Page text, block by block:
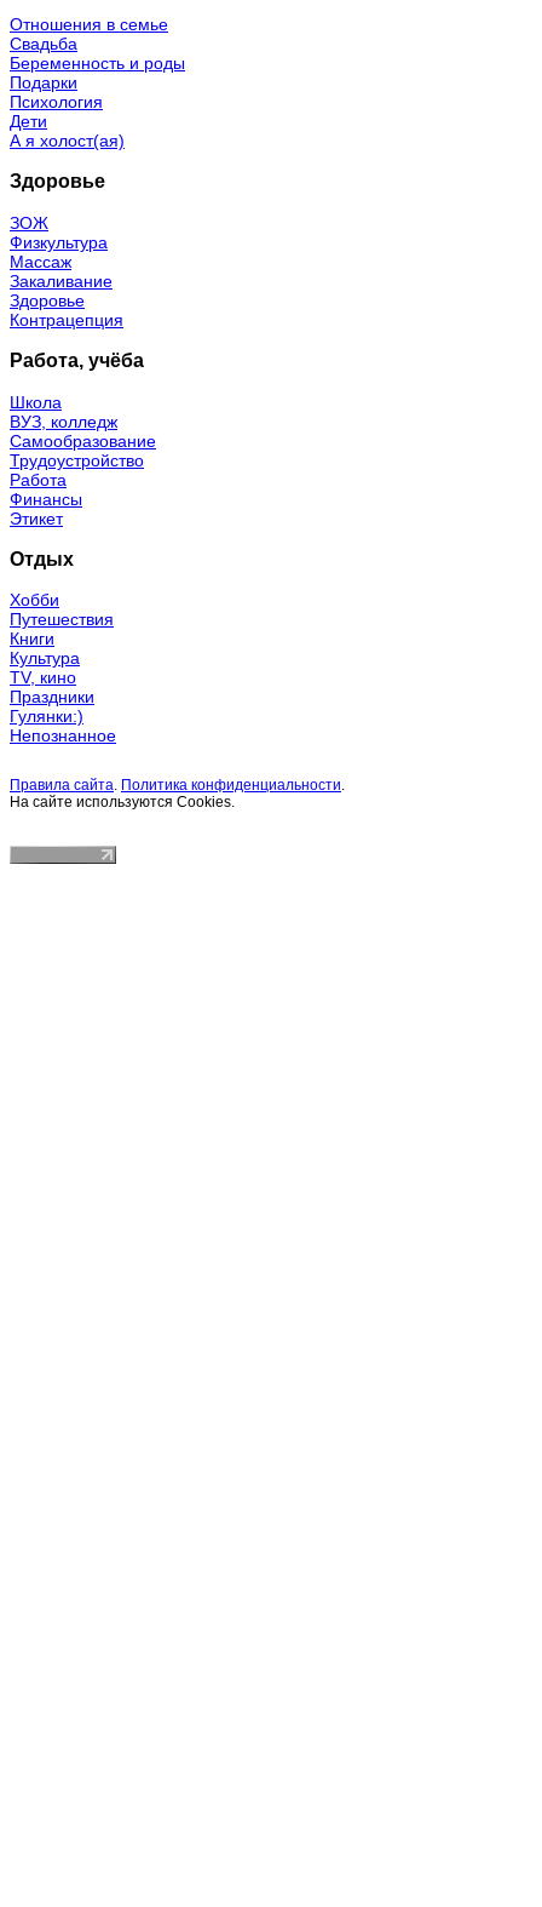
Отношения в семье
Свадьба
Беременность и роды
Подарки
Психология
Дети
А я холост(ая)
Здоровье
ЗОЖ
Физкультура
Массаж
Закаливание
Здоровье
Контрацепция
Работа, учёба
Школа
ВУЗ, колледж
Самообразование
Трудоустройство
Работа
Финансы
Этикет
Отдых
Хобби
Путешествия
Книги
Культура
TV, кино
Праздники
Гулянки:)
Непознанное
Правила сайта. Политика конфиденциальности.
На сайте используются Cookies.